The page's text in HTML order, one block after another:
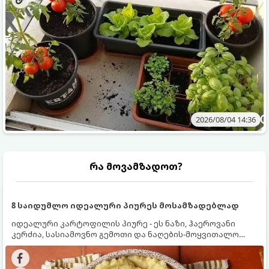
2026/08/04 14:36
რა მოვამზადოთ?
8 საიდუმლო იდეალური პიურეს მოსამზადებლად
იდეალური კარტოფილის პიურე - ეს ნაზი, ჰაეროვანი
კერძია, სასიამოვნო გემოთი და ნაღების-მოყვითალო
ფერით. მისი მომზადება ძალიან მარტივია, მაგრამ
არსებობს რამდენიმე საიდუმლო, რომლებიც უნდა
იცოდეთ, რომ პიურე იდეალურად გემრიელი გამოვიდეს.